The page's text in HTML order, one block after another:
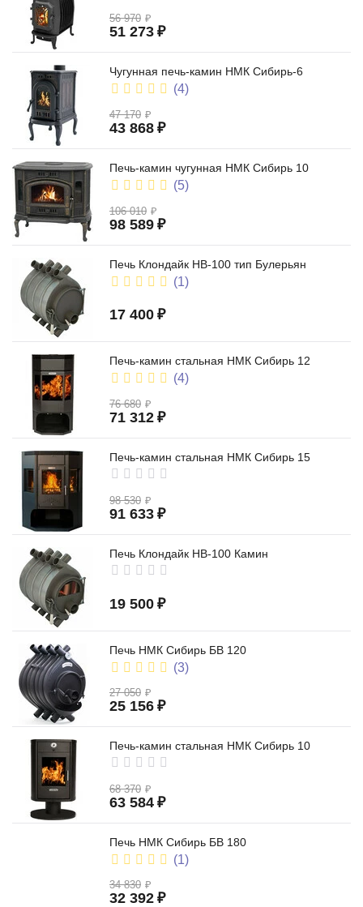
с плитой
из чугуна
56 970 ₽
51 273 ₽
Чугунная печь-камин НМК Сибирь-6
(4)
47 170 ₽
43 868 ₽
Печь-камин чугунная НМК Сибирь 10
(5)
106 010 ₽
98 589 ₽
Печь Клондайк НВ-100 тип Булерьян
(1)
17 400 ₽
Печь-камин стальная НМК Сибирь 12
(4)
76 680 ₽
71 312 ₽
Печь-камин стальная НМК Сибирь 15
98 530 ₽
91 633 ₽
Печь Клондайк НВ-100 Камин
19 500 ₽
Печь НМК Сибирь БВ 120
(3)
27 050 ₽
25 156 ₽
Печь-камин стальная НМК Сибирь 10
68 370 ₽
63 584 ₽
Печь НМК Сибирь БВ 180
(1)
34 830 ₽
32 392 ₽